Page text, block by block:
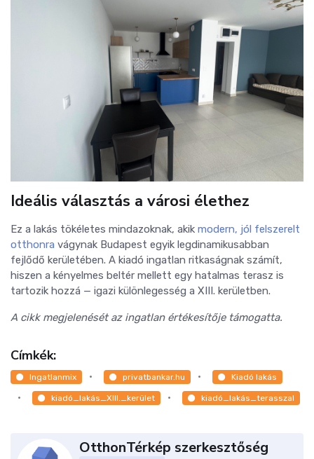
Ideális választás a városi élethez
Ez a lakás tökéletes mindazoknak, akik modern, jól felszerelt
otthonra vágynak Budapest egyik legdinamikusabban
fejlődő kerületében. A kiadó ingatlan ritkaságnak számít,
hiszen a kényelmes beltér mellett egy hatalmas terasz is
tartozik hozzá — igazi különlegesség a XIII. kerületben.
A cikk megjelenését az ingatlan értékesítője támogatta.
Címkék:
Ingatlanmix privatbankar.hu Kiadó lakás
kiadó_lakás_XIII._kerület kiadó_lakás_terasszal
OtthonTérkép szerkesztőség